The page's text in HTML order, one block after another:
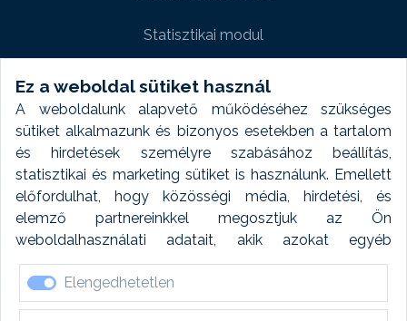
Ez a weboldal sütiket használ
A weboldalunk alapvető működéséhez szükséges
sütiket alkalmazunk és bizonyos esetekben a tartalom
és hirdetések személyre szabásához beállítás,
statisztikai és marketing sütiket is használunk. Emellett
előfordulhat, hogy közösségi média, hirdetési, és
elemző partnereinkkel megosztjuk az Ön
weboldalhasználati adatait, akik azokat egyéb
forrásokból gyűjtött adatokkal kombinálhatják. A sütik
elfogadásával kapcsolatosan naplózást végzünk és
ezen adatokat 6 hónap után automatikusan töröljük. A
Elengedhetetlen
Statisztikai modul
Weboldal modul
Fényképtár extra modul
Autómosó modul
Feladatütemezés